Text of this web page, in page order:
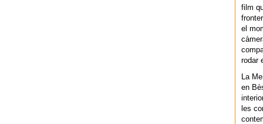
film
el
rodar
La
en
les